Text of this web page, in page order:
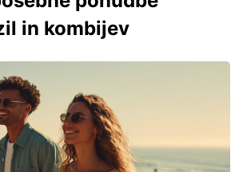
in kombijev